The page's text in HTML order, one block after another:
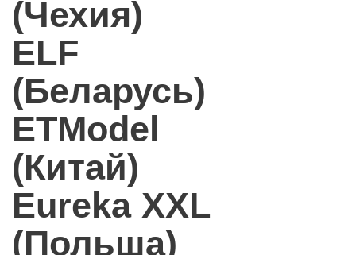
(Чехия)
ELF
(Беларусь)
ETModel
(Китай)
Eureka XXL
(Польша)